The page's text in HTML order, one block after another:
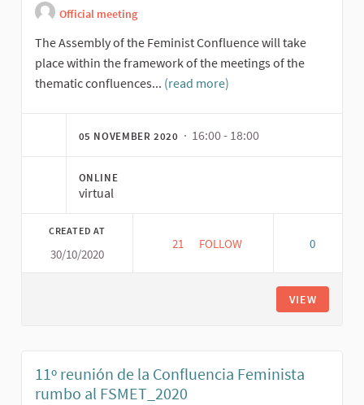
Official meeting
The Assembly of the Feminist Confluence will take
place within the framework of the meetings of the
thematic confluences... (read more)
05 NOVEMBER 2020 · 16:00 - 18:00
ONLINE
virtual
CREATED AT
30/10/2020
21 21 FOLLOWERS
FOLLOW 0
VIEW
11º reunión de la Confluencia Feminista
rumbo al FSMET_2020